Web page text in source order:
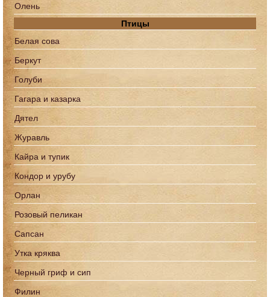
Олень
Птицы
Белая сова
Беркут
Голуби
Гагара и казарка
Дятел
Журавль
Кайра и тупик
Кондор и урубу
Орлан
Розовый пеликан
Сапcан
Утка кряква
Черный гриф и сип
Филин